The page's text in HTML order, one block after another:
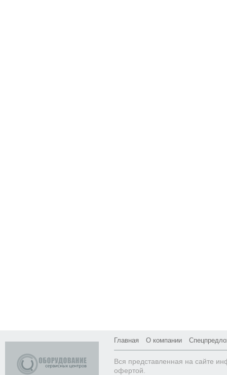
Главная О компании
Вся представленная на сайте
офертой.